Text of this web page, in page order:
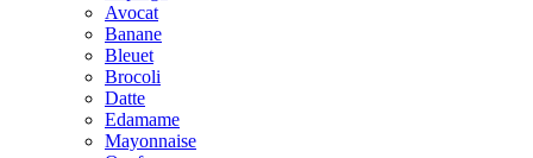
Avocat
Banane
Bleuet
Brocoli
Datte
Edamame
Mayonnaise